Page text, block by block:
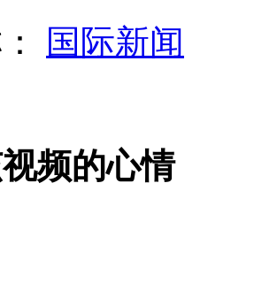
伙一周被骗两次
国籍司机起诉5人
国际新闻
频的心情